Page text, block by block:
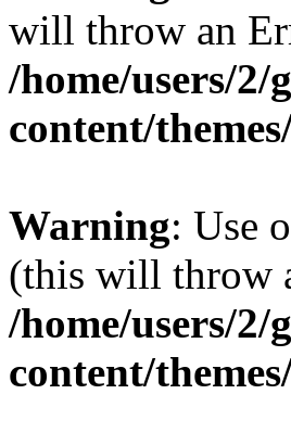
will throw an
/home/users/
content/
Warning: Use
(this will throw
/home/users/
content/